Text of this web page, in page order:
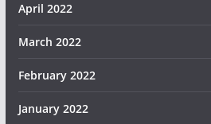
April 2022
March 2022
February 2022
January 2022